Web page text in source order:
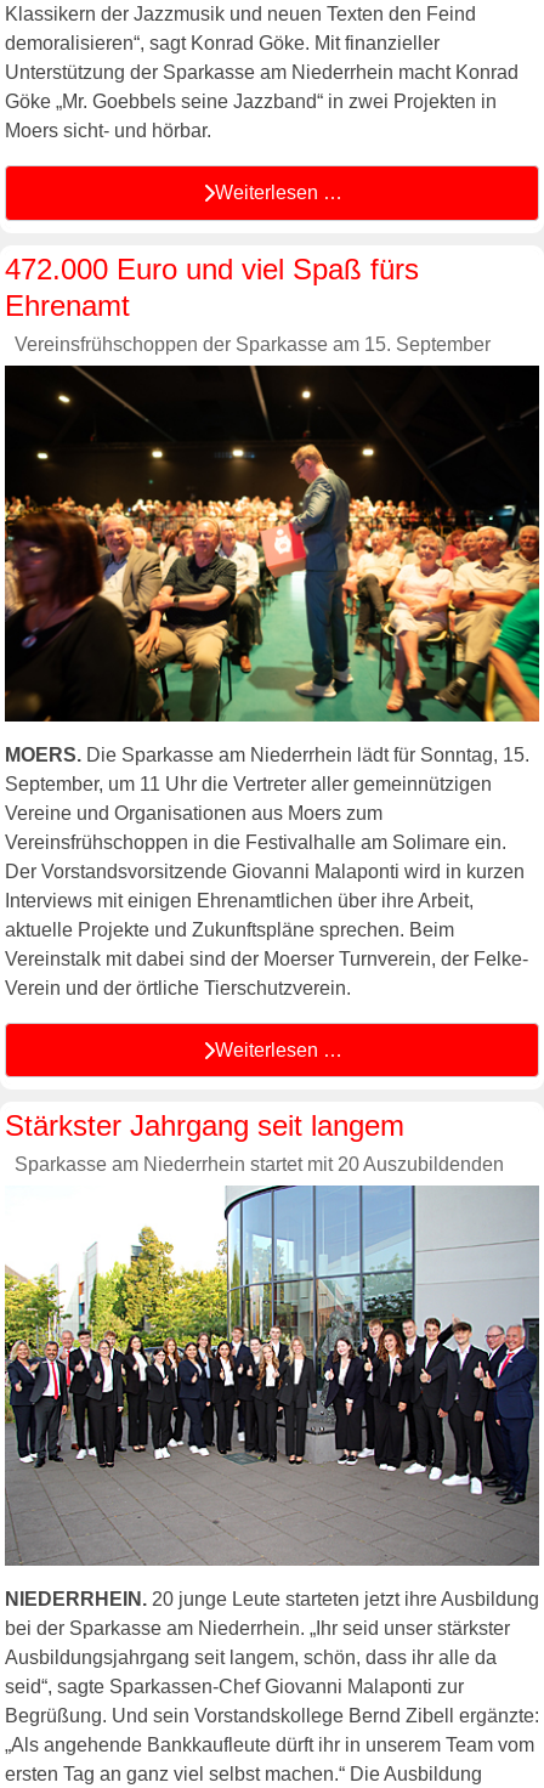
Klassikern der Jazzmusik und neuen Texten den Feind
demoralisieren“, sagt Konrad Göke. Mit finanzieller
Unterstützung der Sparkasse am Niederrhein macht Konrad
Göke „Mr. Goebbels seine Jazzband“ in zwei Projekten in
Moers sicht- und hörbar.
Weiterlesen …
472.000 Euro und viel Spaß fürs
Ehrenamt
Vereinsfrühschoppen der Sparkasse am 15. September
MOERS. Die Sparkasse am Niederrhein lädt für Sonntag, 15.
September, um 11 Uhr die Vertreter aller gemeinnützigen
Vereine und Organisationen aus Moers zum
Vereinsfrühschoppen in die Festivalhalle am Solimare ein.
Der Vorstandsvorsitzende Giovanni Malaponti wird in kurzen
Interviews mit einigen Ehrenamtlichen über ihre Arbeit,
aktuelle Projekte und Zukunftspläne sprechen. Beim
Vereinstalk mit dabei sind der Moerser Turnverein, der Felke-
Verein und der örtliche Tierschutzverein.
Weiterlesen …
Stärkster Jahrgang seit langem
Sparkasse am Niederrhein startet mit 20 Auszubildenden
NIEDERRHEIN. 20 junge Leute starteten jetzt ihre Ausbildung
bei der Sparkasse am Niederrhein. „Ihr seid unser stärkster
Ausbildungsjahrgang seit langem, schön, dass ihr alle da
seid“, sagte Sparkassen-Chef Giovanni Malaponti zur
Begrüßung. Und sein Vorstandskollege Bernd Zibell ergänzte:
„Als angehende Bankkaufleute dürft ihr in unserem Team vom
ersten Tag an ganz viel selbst machen.“ Die Ausbildung